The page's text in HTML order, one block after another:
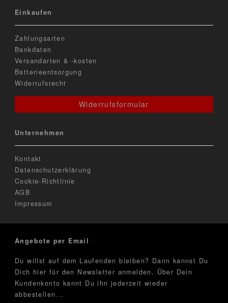
Einkaufen
Zahlungsarten
Bankdaten
Versandarten & -kosten
Batterieentsorgung
Widerrufsrecht
Widerrufsformular
Unternehmen
Kontakt
Datenschutzerklärung
Cookie-Richtlinie
AGB
Impressum
Angebote per Email
Du willst auf dem Laufenden bleiben? Dann kannst Du
Dich hier für den Newsletter anmelden. Über Dein
Kundenkonto kannt Du ihn jederzeit wieder
abbestellen...